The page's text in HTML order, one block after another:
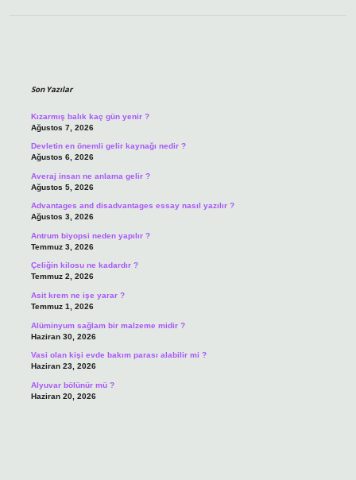
Son Yazılar
Kızarmış balık kaç gün yenir ?
Ağustos 7, 2026
Devletin en önemli gelir kaynağı nedir ?
Ağustos 6, 2026
Averaj insan ne anlama gelir ?
Ağustos 5, 2026
Advantages and disadvantages essay nasıl yazılır ?
Ağustos 3, 2026
Antrum biyopsi neden yapılır ?
Temmuz 3, 2026
Çeliğin kilosu ne kadardır ?
Temmuz 2, 2026
Asit krem ne işe yarar ?
Temmuz 1, 2026
Alüminyum sağlam bir malzeme midir ?
Haziran 30, 2026
Vasi olan kişi evde bakım parası alabilir mi ?
Haziran 23, 2026
Alyuvar bölünür mü ?
Haziran 20, 2026